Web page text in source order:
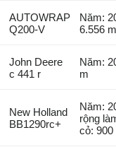
AUTOWRAP
Q200-V
Năm:
6.556
John Deere
c 441 r
Năm:
m
New Holland
BB1290rc+
Năm:
rộng
cỏ: